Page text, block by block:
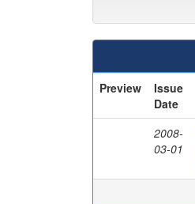
Preview
Issue
Date
2008-
03-01